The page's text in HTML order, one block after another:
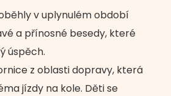
v uplynulém období
a přínosné besedy, které
úspěch.
z oblasti dopravy, která
jízdy na kole. Děti se